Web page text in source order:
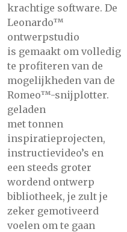
krachtige software. De
Leonardo™
ontwerpstudio
is gemaakt om volledig
te profiteren van de
mogelijkheden van de
Romeo™-snijplotter.
geladen
met tonnen
inspiratieprojecten,
instructievideo’s en
een steeds groter
wordend ontwerp
bibliotheek, je zult je
zeker gemotiveerd
voelen om te gaan